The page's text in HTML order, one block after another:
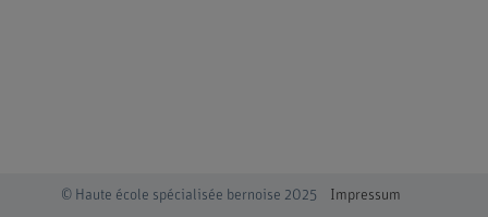
© Haute école spécialisée bernoise 2025 Impressum